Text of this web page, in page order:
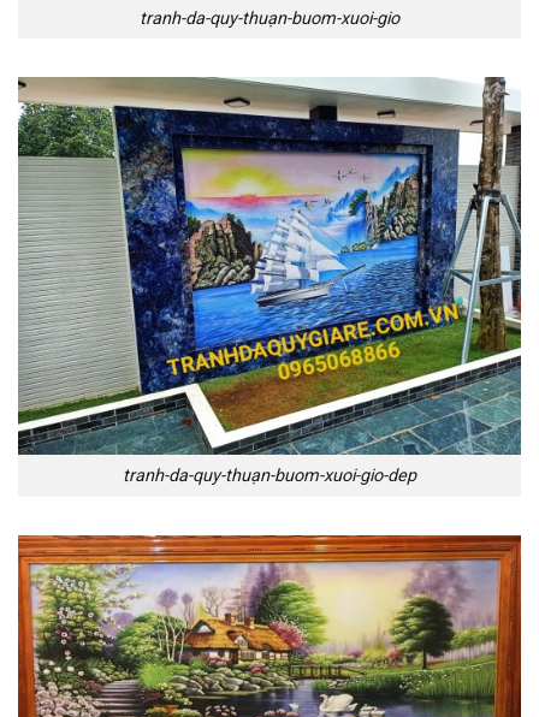
tranh-da-quy-thuạn-buom-xuoi-gio
tranh-da-quy-thuạn-buom-xuoi-gio-dep